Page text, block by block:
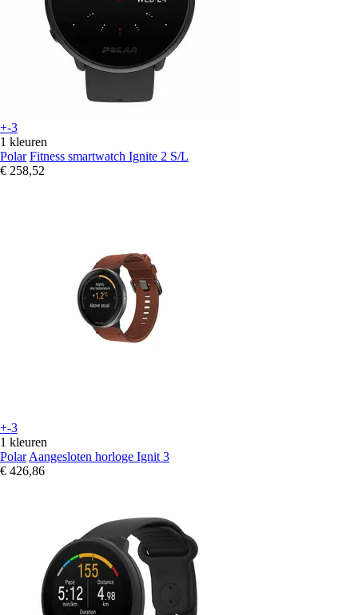
+-3
1 kleuren
Polar Fitness smartwatch Ignite 2 S/L
€ 258,52
+-3
1 kleuren
Polar Aangesloten horloge Ignit 3
€ 426,86